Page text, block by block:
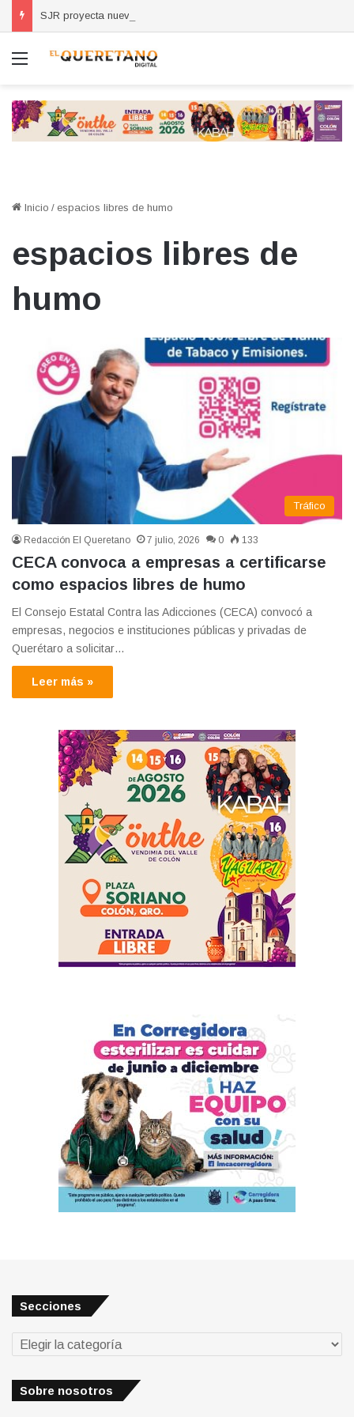
Menú
Inicio / espacios libres de humo
espacios libres de
humo
Tráfico
Redacción El Queretano 7 julio, 2026 0 133
CECA convoca a empresas a certificarse
como espacios libres de humo
El Consejo Estatal Contra las Adicciones (CECA) convocó a
empresas, negocios e instituciones públicas y privadas de
Querétaro a solicitar…
Leer más »
Secciones
Secciones
Sobre nosotros